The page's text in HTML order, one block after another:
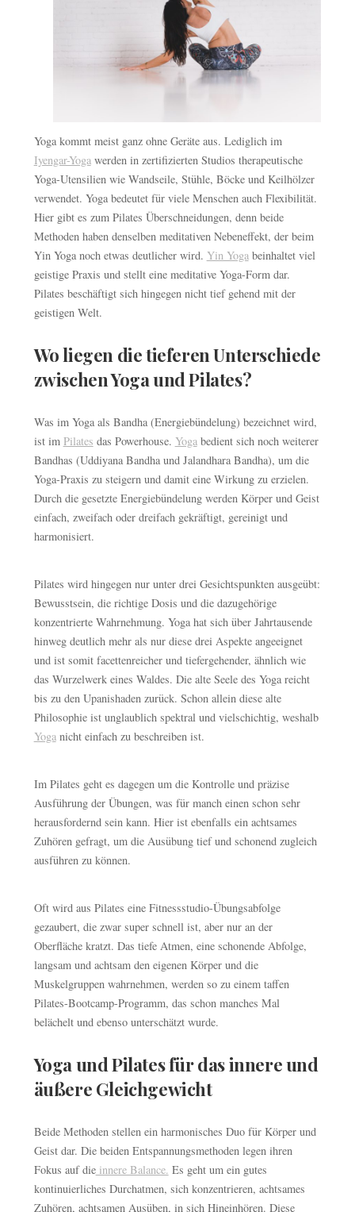
Yoga kommt meist ganz ohne Geräte aus. Lediglich im
Iyengar-Yogawerden in zertifizierten Studios therapeutische
Yoga-Utensilien wie Wandseile, Stühle, Böcke und Keilhölzer
verwendet. Yoga bedeutet für viele Menschen auch Flexibilität.
Hier gibt es zum Pilates Überschneidungen, denn beide
Methoden haben denselben meditativen Nebeneffekt, der beim
Yin Yoga noch etwas deutlicher wird. Yin Yogabeinhaltet viel
geistige Praxis und stellt eine meditative Yoga-Form dar.
Pilates beschäftigt sich hingegen nicht tief gehend mit der
geistigen Welt.
Wo liegen die tieferen Unterschiede
zwischen Yoga und Pilates?
Was im Yoga als Bandha (Energiebündelung) bezeichnet wird,
ist im Pilates das Powerhouse. Yogabedient sich noch weiterer
Bandhas (Uddiyana Bandha und Jalandhara Bandha), um die
Yoga-Praxis zu steigern und damit eine Wirkung zu erzielen.
Durch die gesetzte Energiebündelung werden Körper und Geist
einfach, zweifach oder dreifach gekräftigt, gereinigt und
harmonisiert.
Pilates wird hingegen nur unter drei Gesichtspunkten ausgeübt:
Bewusstsein, die richtige Dosis und die dazugehörige
konzentrierte Wahrnehmung. Yoga hat sich über Jahrtausende
hinweg deutlich mehr als nur diese drei Aspekte angeeignet
und ist somit facettenreicher und tiefergehender, ähnlich wie
das Wurzelwerk eines Waldes. Die alte Seele des Yoga reicht
bis zu den Upanishaden zurück. Schon allein diese alte
Philosophie ist unglaublich spektral und vielschichtig, weshalb
Yoganicht einfach zu beschreiben ist.
Im Pilates geht es dagegen um die Kontrolle und präzise
Ausführung der Übungen, was für manch einen schon sehr
herausfordernd sein kann. Hier ist ebenfalls ein achtsames
Zuhören gefragt, um die Ausübung tief und schonend zugleich
ausführen zu können.
Oft wird aus Pilates eine Fitnessstudio-Übungsabfolge
gezaubert, die zwar super schnell ist, aber nur an der
Oberfläche kratzt. Das tiefe Atmen, eine schonende Abfolge,
langsam und achtsam den eigenen Körper und die
Muskelgruppen wahrnehmen, werden so zu einem taffen
Pilates-Bootcamp-Programm, das schon manches Mal
belächelt und ebenso unterschätzt wurde.
Yoga und Pilates für das innere und
äußere Gleichgewicht
Beide Methoden stellen ein harmonisches Duo für Körper und
Geist dar. Die beiden Entspannungsmethoden legen ihren
Fokus auf dieinnere Balance. Es geht um ein gutes
kontinuierliches Durchatmen, sich konzentrieren, achtsames
Zuhören, achtsamen Ausüben, in sich Hineinhören. Diese